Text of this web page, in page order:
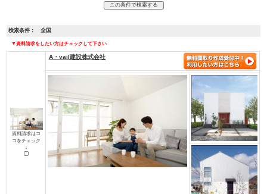
設計デザインはおまかせ
子育て世代の住宅
メンテナンスが楽な家
安心リフォーム
土地探しからお手伝い
店舗・併用住宅・アパート
ハイグレード高級住宅
価値創造の土地活用
介護・医療施設
資金計画、住宅ローン について知り
知って安心相続対策
検索条件： 全国